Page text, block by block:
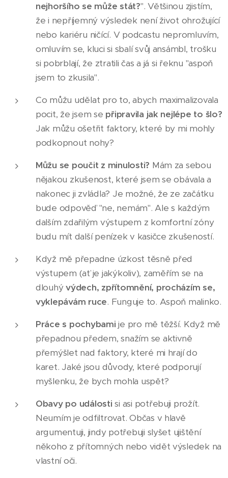
nejhoršího se může stát?". Většinou zjistím,
že i nepříjemný výsledek není život ohrožující
nebo kariéru ničící. V podcastu nepromluvím,
omluvím se, kluci si sbalí svůj ansámbl, trošku
si pobrblají, že ztratili čas a já si řeknu "aspoň
jsem to zkusila".
Co můžu udělat pro to, abych maximalizovala
pocit, že jsem se připravila jak nejlépe to šlo?
Jak můžu ošetřit faktory, které by mi mohly
podkopnout nohy?
Můžu se poučit z minulosti? Mám za sebou
nějakou zkušenost, které jsem se obávala a
nakonec ji zvládla? Je možné, že ze začátku
bude odpověď "ne, nemám". Ale s každým
dalším zdařilým výstupem z komfortní zóny
budu mít další penízek v kasičce zkušeností.
Když mě přepadne úzkost těsně před
výstupem (ať je jakýkoliv), zaměřím se na
dlouhývýdech, zpřítomnění, procházím se,
vyklepávám ruce. Funguje to. Aspoň malinko.
Práce s pochybamije pro mě těžší. Když mě
přepadnou předem, snažím se aktivně
přemýšlet nad faktory, které mi hrají do
karet. Jaké jsou důvody, které podporují
myšlenku, že bych mohla uspět?
Obavy po události si asi potřebuji prožít.
Neumím je odfiltrovat. Občas v hlavě
argumentuji, jindy potřebuji slyšet ujištění
někoho z přítomných nebo vidět výsledek na
vlastní oči.